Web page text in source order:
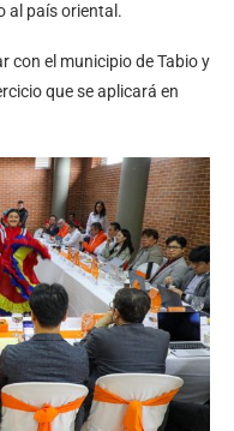
al país oriental.
con el municipio de Tabio y
que se aplicará en